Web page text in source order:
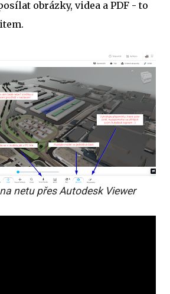
obrázky, videa a PDF - to
netu přes Autodesk Viewer